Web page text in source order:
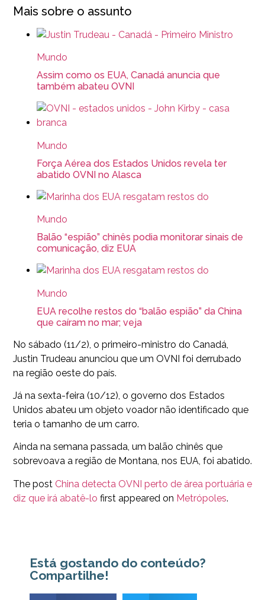
Mais sobre o assunto
Mundo
Assim como os EUA, Canadá anuncia que
também abateu OVNI
Mundo
Força Aérea dos Estados Unidos revela ter
abatido OVNI no Alasca
Mundo
Balão “espião” chinês podia monitorar sinais de
comunicação, diz EUA
Mundo
EUA recolhe restos do “balão espião” da China
que caíram no mar; veja
No sábado (11/2), o primeiro-ministro do Canadá,
Justin Trudeau anunciou que um OVNI foi derrubado
na região oeste do país.
Já na sexta-feira (10/12), o governo dos Estados
Unidos abateu um objeto voador não identificado que
teria o tamanho de um carro.
Ainda na semana passada, um balão chinês que
sobrevoava a região de Montana, nos EUA, foi abatido.
The post China detecta OVNI perto de área portuária e
diz que irá abatê-lo first appeared on Metrópoles.
Está gostando do conteúdo?
Compartilhe!